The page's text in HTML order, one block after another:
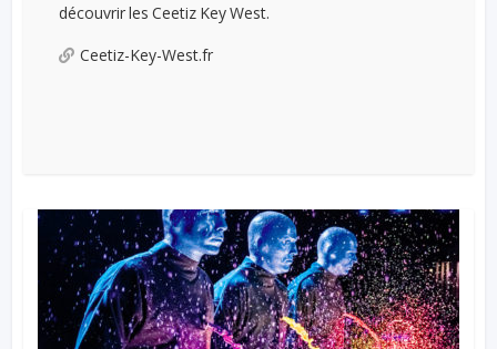
découvrir les Ceetiz Key West.
Ceetiz-Key-West.fr